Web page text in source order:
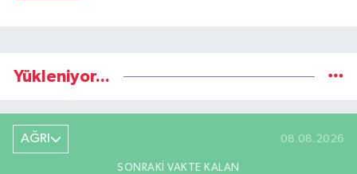
Yükleniyor...
AĞRI 08.08.2026
SONRAKI VAKTE KALAN